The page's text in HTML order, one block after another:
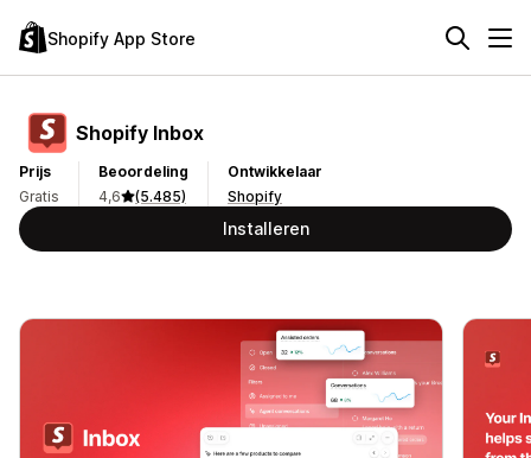
Shopify App Store
Shopify Inbox
Prijs
Gratis
Beoordeling
4,6
(5.485)
Ontwikkelaar
Shopify
Installeren